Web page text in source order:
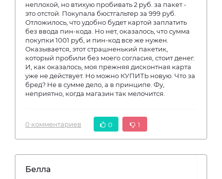
неплохой, но втихую пробивать 2 руб. за пакет -
это отстой. Покупала бюстгальтер за 999 руб.
Отложилось, что удобно будет картой заплатить
без ввода пин-кода. Но нет, оказалось, что сумма
покупки 1001 руб, и пин-код все же нужен.
Оказывается, этот страшненький пакетик,
который пробили без моего согласия, стоит денег.
И, как оказалось, моя прежняя дисконтная карта
уже не действует. Но можно КУПИТЬ новую. Что за
бред? Не в сумме дело, а в принципе. Фу,
неприятно, когда магазин так мелочится.
0 комментариев 0 1
Белла